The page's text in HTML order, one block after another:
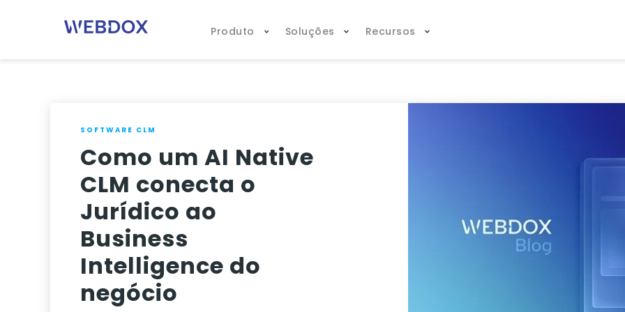
Produto Soluções Recursos
SOFTWARE CLM
Como um AI Native
CLM conecta o
Jurídico ao
Business
Intelligence do
negócio